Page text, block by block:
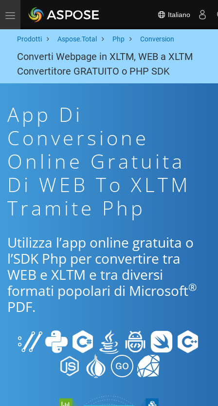
Toggle navigation Italiano
Prodotti Aspose.Total Php Conversion
Converti Webpage in XLTM, WEB a XLTM
Convertitore GRATUITO o PHP SDK
App Di
Conversione
Online Gratuita
Di WEB To XLTM
Tramite Php
Utilizza l’app online gratuita o
l’SDK Php per convertire tra
WEB e XLTM e tra diversi
formati popolari di Microsoft®
PDF.